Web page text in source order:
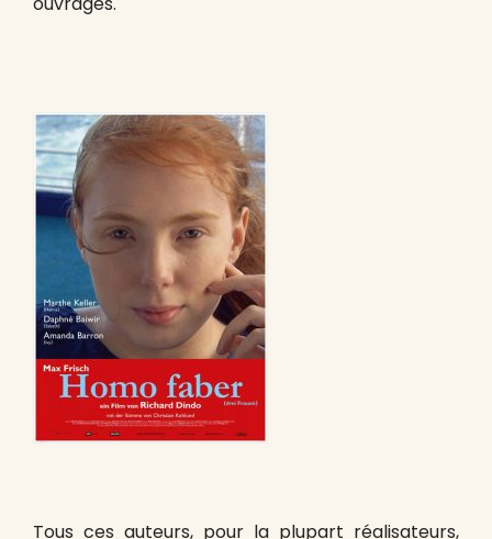
Tous ces auteurs, pour la plupart réalisateurs,